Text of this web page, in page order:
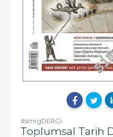
#smrgDERGİ
Toplumsal Tarih